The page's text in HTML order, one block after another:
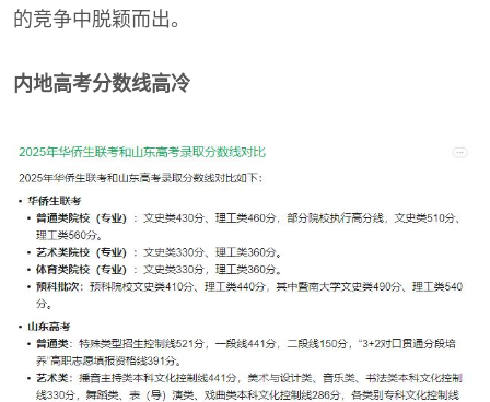
的竞争中脱颖而出。
内地高考分数线高冷